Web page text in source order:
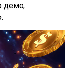
демо,